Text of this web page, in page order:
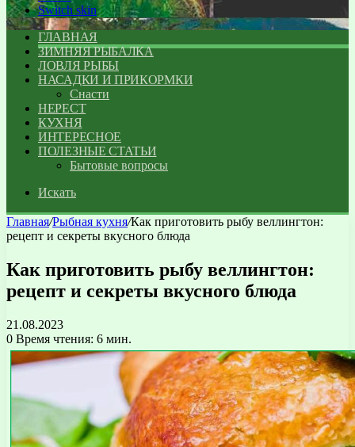
Switch skin
ГЛАВНАЯ
ЗИМНЯЯ РЫБАЛКА
ЛОВЛЯ РЫБЫ
НАСАДКИ И ПРИКОРМКИ
Снасти
НЕРЕСТ
КУХНЯ
ИНТЕРЕСНОЕ
ПОЛЕЗНЫЕ СТАТЬИ
Бытовые вопросы
Искать
Главная/Рыбная кухня/Как приготовить рыбу веллингтон:
рецепт и секреты вкусного блюда
Как приготовить рыбу веллингтон:
рецепт и секреты вкусного блюда
21.08.2023
0 Время чтения: 6 мин.